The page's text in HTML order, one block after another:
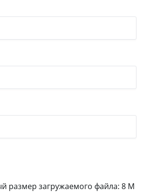
размер загружаемого файла: 8 М